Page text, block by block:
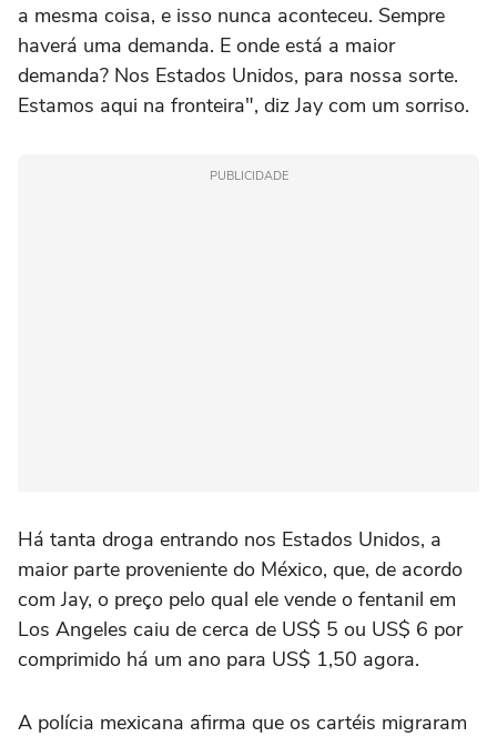
a mesma coisa, e isso nunca aconteceu. Sempre
haverá uma demanda. E onde está a maior
demanda? Nos Estados Unidos, para nossa sorte.
Estamos aqui na fronteira", diz Jay com um sorriso.
PUBLICIDADE
Há tanta droga entrando nos Estados Unidos, a
maior parte proveniente do México, que, de acordo
com Jay, o preço pelo qual ele vende o fentanil em
Los Angeles caiu de cerca de US$ 5 ou US$ 6 por
comprimido há um ano para US$ 1,50 agora.
A polícia mexicana afirma que os cartéis migraram